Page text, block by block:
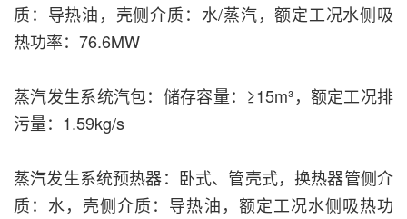
质：导热油，壳侧介质：水/蒸汽，额定工况水侧吸
热功率：76.6MW
蒸汽发生系统汽包：储存容量：≥15m³，额定工况排
污量：1.59kg/s
蒸汽发生系统预热器：卧式、管壳式，换热器管侧介
质：水，壳侧介质：导热油，额定工况水侧吸热功